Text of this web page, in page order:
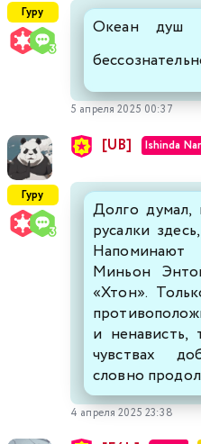
Гуру
Океан душ
5 апреля 2025 00:37
Гуру
[UB] Ishinda
Долго думал,
русалки
Миньон
«Хтон».
и ненависть,
чувствах
словно
4 апреля 2025 23:38